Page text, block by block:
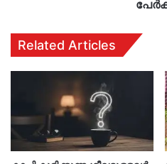
Related Articles